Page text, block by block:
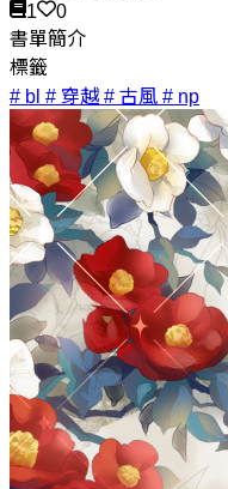
1
0
書單簡介
標籤
# bl # 穿越# 古風 # np